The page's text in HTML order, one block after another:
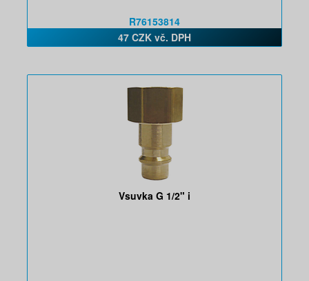
R76153814
47 CZK vč. DPH
Vsuvka G 1/2" i